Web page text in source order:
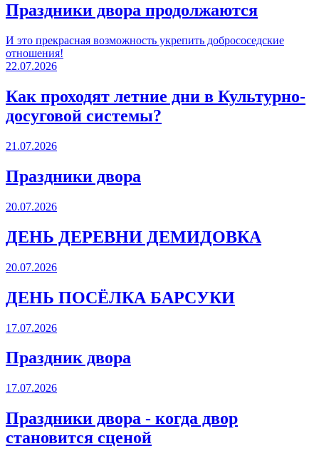
Праздники двора продолжаются
И это прекрасная возможность укрепить добрососедские
отношения!
22.07.2026
Как проходят летние дни в Культурно-
досуговой системы?
21.07.2026
Праздники двора
20.07.2026
ДЕНЬ ДЕРЕВНИ ДЕМИДОВКА
20.07.2026
ДЕНЬ ПОСЁЛКА БАРСУКИ
17.07.2026
Праздник двора
17.07.2026
Праздники двора - когда двор
становится сценой